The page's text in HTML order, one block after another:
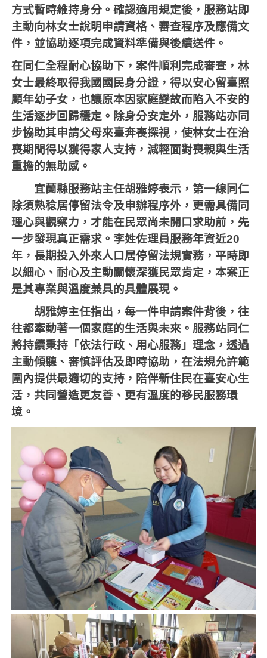
方式暫時維持身分。確認適用規定後，服務站即
主動向林女士說明申請資格、審查程序及應備文
件，並協助逐項完成資料準備與後續送件。
在同仁全程耐心協助下，案件順利完成審查，林
女士最終取得我國國民身分證，得以安心留臺照
顧年幼子女，也讓原本因家庭變故而陷入不安的
生活逐步回歸穩定。除身分安定外，服務站亦同
步協助其申請父母來臺奔喪探視，使林女士在治
喪期間得以獲得家人支持，減輕面對喪親與生活
重擔的無助感。
宜蘭縣服務站主任胡雅婷表示，第一線同仁
除須熟稔居停留法令及申辦程序外，更需具備同
理心與觀察力，才能在民眾尚未開口求助前，先
一步發現真正需求。李姓佐理員服務年資近20
年，長期投入外來人口居停留法規實務，平時即
以細心、耐心及主動關懷深獲民眾肯定，本案正
是其專業與溫度兼具的具體展現。
胡雅婷主任指出，每一件申請案件背後，往
往都牽動著一個家庭的生活與未來。服務站同仁
將持續秉持「依法行政、用心服務」理念，透過
主動傾聽、審慎評估及即時協助，在法規允許範
圍內提供最適切的支持，陪伴新住民在臺安心生
活，共同營造更友善、更有溫度的移民服務環
境。